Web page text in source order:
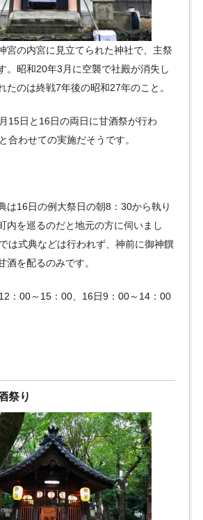
宮の内宮に見立てられた神社で、主祭
。昭和20年3月に空襲で社殿が消失し
たのは終戦7年後の昭和27年のこと。
15日と16日の両日に甘酒祭が行わ
合わせての実施だそうです。
は16日の例大祭日の朝8：30から執り
内を巡るのだと地元の方に伺いまし
は式典などは行われず、神前に御神饌
酒を配るのみです。
：00～15：00、16日9：00～14：00
祭り